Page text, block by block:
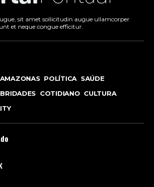
sit amet sollicitudin augue ullamcorper
et neque congue efficitur.
AMAZONAS POLÍTICA SAÚDE
COTIDIANO CULTURA